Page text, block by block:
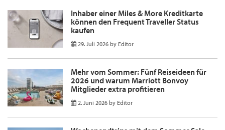
Inhaber einer Miles & More Kreditkarte
können den Frequent Traveller Status
kaufen
29. Juli 2026 by Editor
Mehr vom Sommer: Fünf Reiseideen für
2026 und warum Marriott Bonvoy
Mitglieder extra profitieren
2. Juni 2026 by Editor